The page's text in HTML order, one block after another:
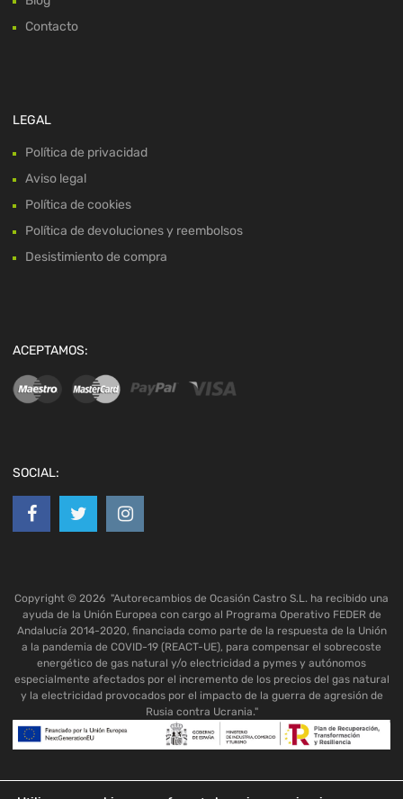
Contacto
LEGAL
Política de privacidad
Aviso legal
Política de cookies
Política de devoluciones y reembolsos
Desistimiento de compra
ACEPTAMOS:
SOCIAL:
Copyright © 2026 "Autorecambios de Ocasión Castro S.L. ha recibido una
ayuda de la Unión Europea con cargo al Programa Operativo FEDER de
Andalucía 2014-2020, financiada como parte de la respuesta de la Unión
a la pandemia de COVID-19 (REACT-UE), para compensar el sobrecoste
energético de gas natural y/o electricidad a pymes y autónomos
especialmente afectados por el incremento de los precios del gas natural
y la electricidad provocados por el impacto de la guerra de agresión de
Rusia contra Ucrania."